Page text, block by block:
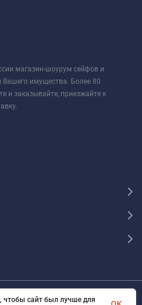
магазин-шоурум сейфов и
имущества. Более 80
и заказывайте, приезжайте к
сайт был лучше для